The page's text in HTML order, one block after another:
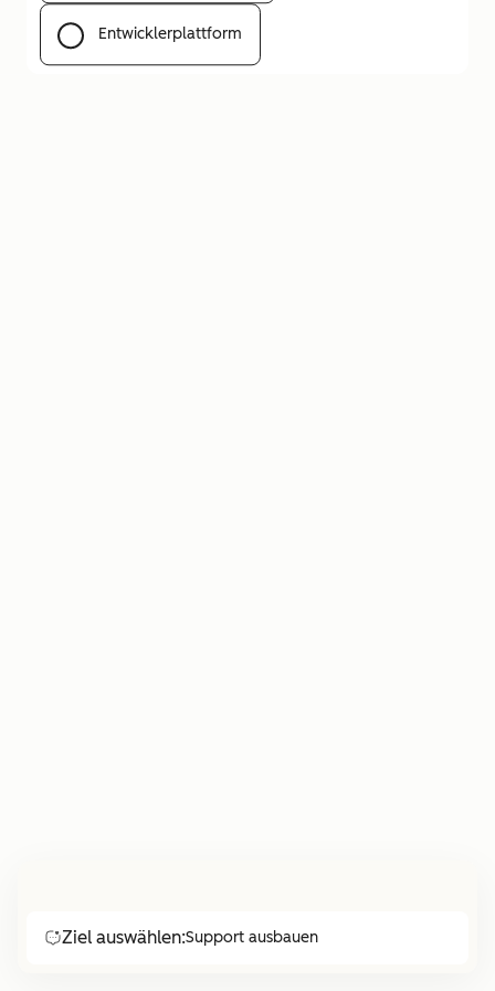
Menü öffnen
Ziel auswählen:Support ausbauen
Entwicklerplattform